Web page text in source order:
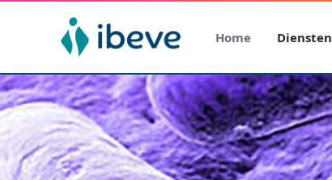
Home Diensten